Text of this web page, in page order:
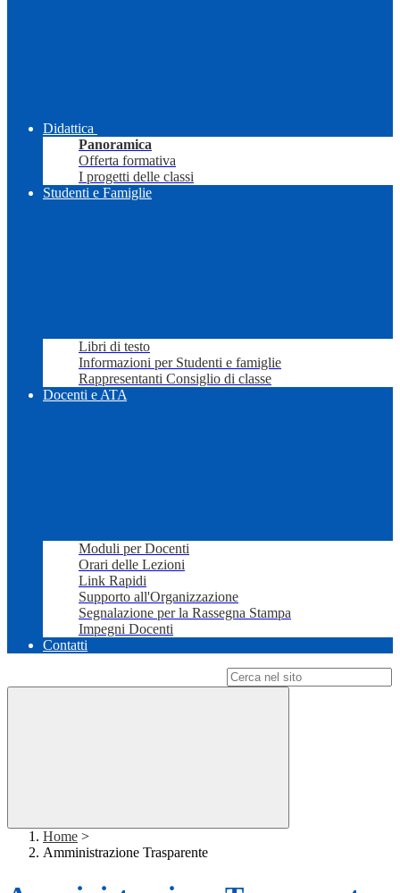
Didattica
Panoramica
Offerta formativa
I progetti delle classi
Studenti e Famiglie
Libri di testo
Informazioni per Studenti e famiglie
Rappresentanti Consiglio di classe
Docenti e ATA
Moduli per Docenti
Orari delle Lezioni
Link Rapidi
Supporto all'Organizzazione
Segnalazione per la Rassegna Stampa
Impegni Docenti
Contatti
Home >
Amministrazione Trasparente